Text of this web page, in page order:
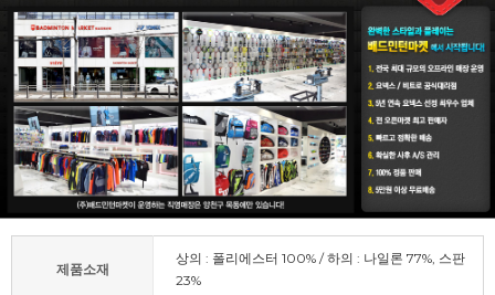
제품소재
상의 : 폴리에스터 100% / 하의 : 나일론 77%, 스판
23%